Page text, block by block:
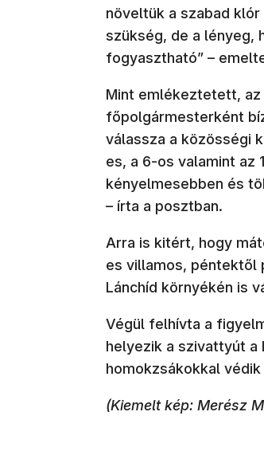
növeltük a szabad
szükség, de a lényeg,
fogyasztható” –
Mint emlékeztetett,
főpolgármesterként
válassza a közösségi
es, a 6-os valamint az
kényelmesebben és
– írta a posztban.
Arra is kitért, hogy
es villamos, péntektől
Lánchíd környékén is
Végül felhívta a
helyezik a szivattyút a
homokzsákokkal
(Kiemelt kép: Merész